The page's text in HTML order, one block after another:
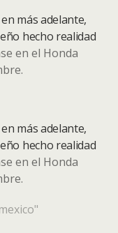
más adelante,
hecho realidad
en el Honda
más adelante,
hecho realidad
en el Honda